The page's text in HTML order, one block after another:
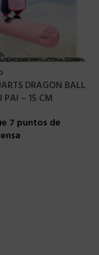
DRAGON BALL
PAI – 15 CM
7 puntos de